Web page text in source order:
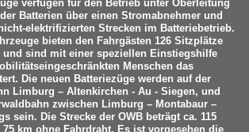
verfügen für den Betrieb unter Oberleitung
Batterien über einen Stromabnehmer und
elektrifizierten Strecken im Batteriebetrieb.
bieten den Fahrgästen 126 Sitzplätze
und sind mit einer speziellen Einstiegshilfe
Menschen das
Die neuen Batteriezüge werden auf der
Limburg – Altenkirchen - Au - Siegen, und
zwischen Limburg – Montabaur –
sein. Die Strecke der OWB beträgt ca. 115
km ohne Fahrdraht. Es ist vorgesehen die